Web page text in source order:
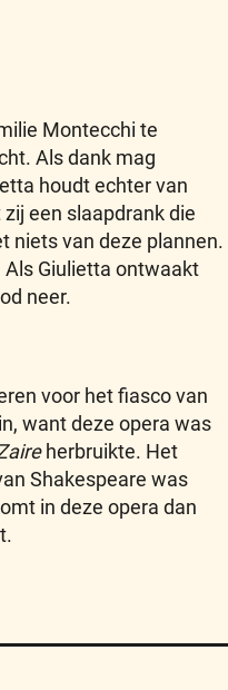
Montecchi te
Als dank mag
houdt echter van
een slaapdrank die
niets van deze plannen.
Als Giulietta ontwaakt
neer.
voor het fiasco van
want deze opera was
herbruikte. Het
Shakespeare was
in deze opera dan